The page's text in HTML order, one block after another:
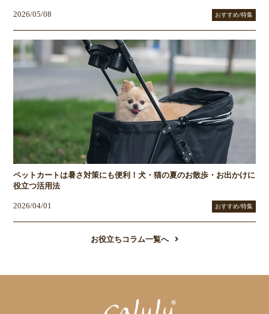
2026/05/08 おすすめ/特集
ペットカートは暑さ対策にも便利！犬・猫の夏のお散歩・お出かけに
役立つ活用法
2026/04/01 おすすめ/特集
お役立ちコラム一覧へ